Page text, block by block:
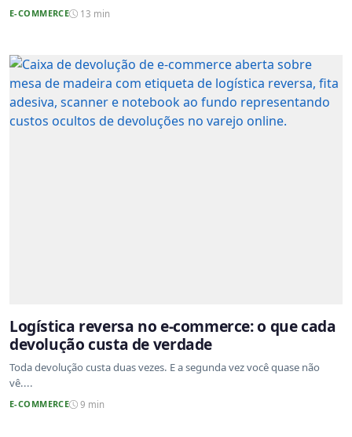
E-COMMERCE 13 min
Logística reversa no e-commerce: o que cada
devolução custa de verdade
Toda devolução custa duas vezes. E a segunda vez você quase não
vê....
E-COMMERCE 9 min